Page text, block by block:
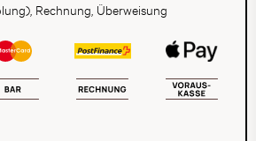
Rechnung, Überweisung